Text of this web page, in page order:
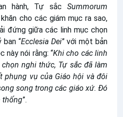
hành, Tự sắc Summorum
cho các giám mục ra sao,
đứng giữa các linh mục chọn
“Ecclesia Dei” với một bản
này nói rằng: “Khi cho các linh
nghi thức, Tự sắc đã làm
phụng vụ của Giáo hội và đôi
song trong các giáo xứ. Đó
thống”.